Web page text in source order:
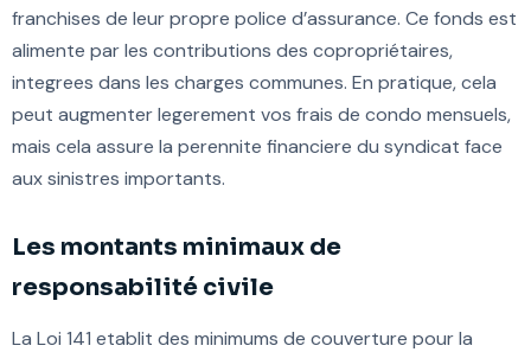
franchises de leur propre police d’assurance. Ce fonds est
alimente par les contributions des copropriétaires,
integrees dans les charges communes. En pratique, cela
peut augmenter legerement vos frais de condo mensuels,
mais cela assure la perennite financiere du syndicat face
aux sinistres importants.
Les montants minimaux de
responsabilité civile
La Loi 141 etablit des minimums de couverture pour la